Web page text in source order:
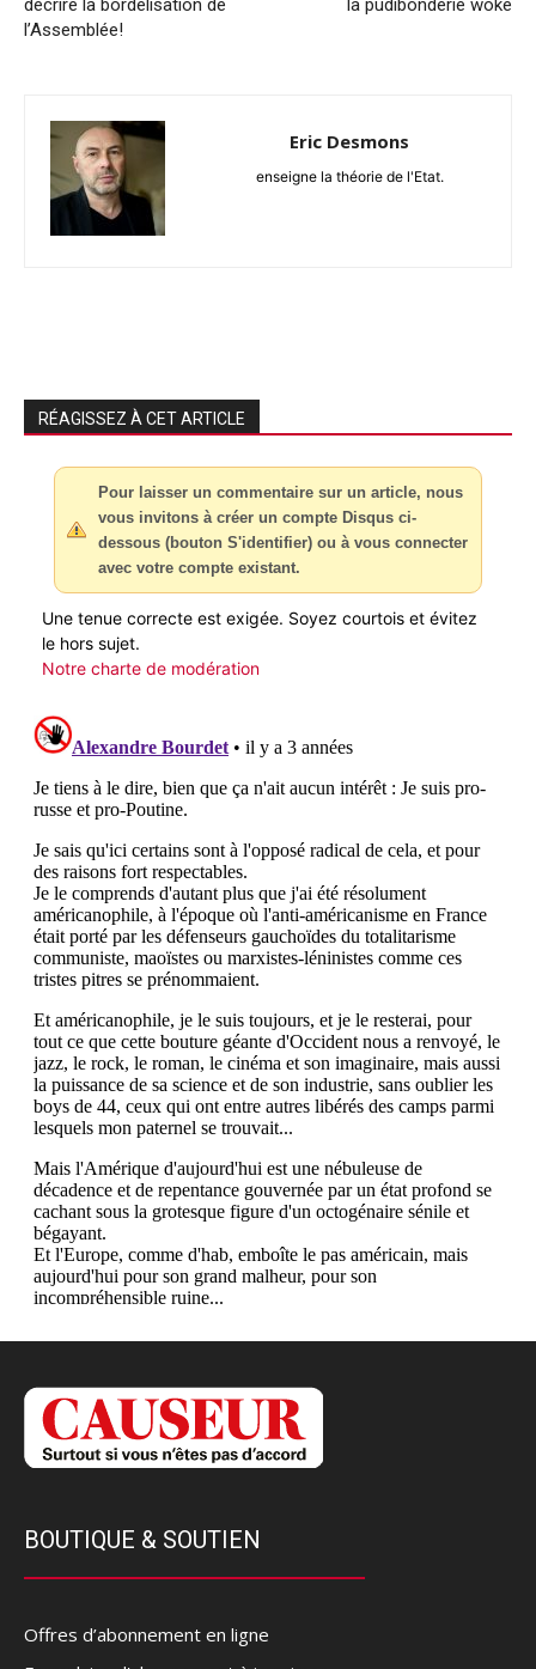
décrire la bordelisation de
l’Assemblée!
la pudibonderie woke
Eric Desmons
enseigne la théorie de l'Etat.
RÉAGISSEZ À CET ARTICLE
Pour laisser un commentaire sur un article, nous
vous invitons à créer un compte Disqus ci-
dessous (bouton S'identifier) ou à vous connecter
avec votre compte existant.
Une tenue correcte est exigée. Soyez courtois et évitez
le hors sujet.
Notre charte de modération
BOUTIQUE & SOUTIEN
Offres d’abonnement en ligne